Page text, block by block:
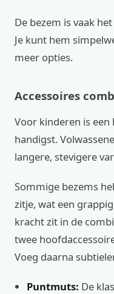
De bezem is vaak
Je kunt hem
meer opties.
Accessoires
Voor kinderen is
handigst.
langere, stevigere
Sommige bezems
zitje, wat een
kracht zit in de
twee
Voeg daarna
Puntmuts: De